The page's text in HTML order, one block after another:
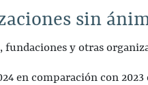
sin
fundaciones y otras
en comparación con